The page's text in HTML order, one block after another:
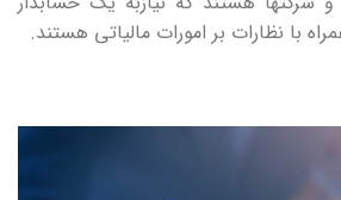
با نظارات بر امورات مالیاتی هستند.